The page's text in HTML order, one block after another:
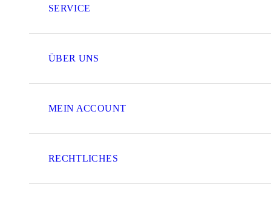
SERVICE
ÜBER UNS
MEIN ACCOUNT
RECHTLICHES